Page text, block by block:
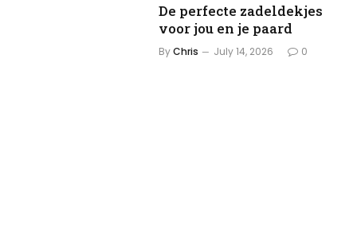
De perfecte zadeldekjes
voor jou en je paard
ByChris July 14, 2026 0